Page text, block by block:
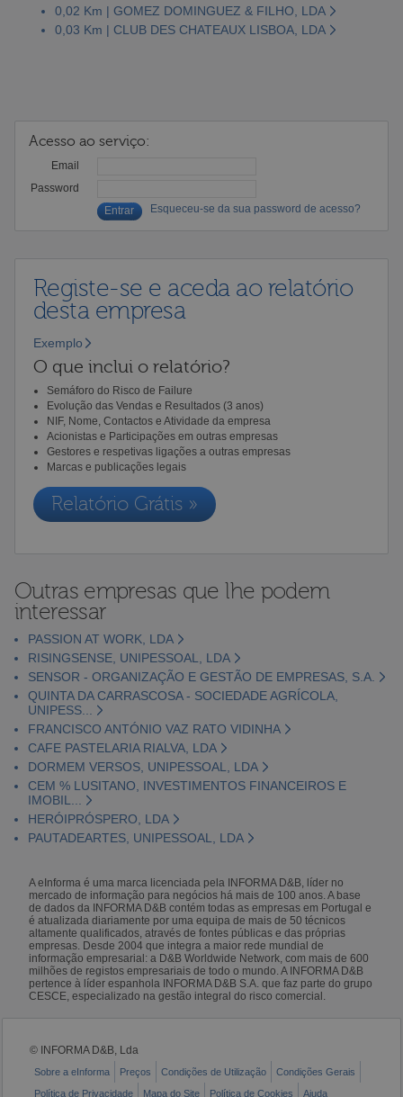
0,02 Km | GOMEZ DOMINGUEZ & FILHO, LDA
0,03 Km | CLUB DES CHATEAUX LISBOA, LDA
Acesso ao serviço:
Email
Password
Esqueceu-se da sua password de acesso?
Registe-se e aceda ao relatório
desta empresa
Exemplo
O que inclui o relatório?
Semáforo do Risco de Failure
Evolução das Vendas e Resultados (3 anos)
NIF, Nome, Contactos e Atividade da empresa
Acionistas e Participações em outras empresas
Gestores e respetivas ligações a outras empresas
Marcas e publicações legais
Relatório Grátis »
Outras empresas que lhe podem
interessar
PASSION AT WORK, LDA
RISINGSENSE, UNIPESSOAL, LDA
SENSOR - ORGANIZAÇÃO E GESTÃO DE EMPRESAS, S.A.
QUINTA DA CARRASCOSA - SOCIEDADE AGRÍCOLA,
UNIPESS...
FRANCISCO ANTÓNIO VAZ RATO VIDINHA
CAFE PASTELARIA RIALVA, LDA
DORMEM VERSOS, UNIPESSOAL, LDA
CEM % LUSITANO, INVESTIMENTOS FINANCEIROS E
IMOBIL...
HERÓIPRÓSPERO, LDA
PAUTADEARTES, UNIPESSOAL, LDA
A eInforma é uma marca licenciada pela INFORMA D&B, líder no
mercado de informação para negócios há mais de 100 anos. A base
de dados da INFORMA D&B contém todas as empresas em Portugal e
é atualizada diariamente por uma equipa de mais de 50 técnicos
altamente qualificados, através de fontes públicas e das próprias
empresas. Desde 2004 que integra a maior rede mundial de
informação empresarial: a D&B Worldwide Network, com mais de 600
milhões de registos empresariais de todo o mundo. A INFORMA D&B
pertence à líder espanhola INFORMA D&B S.A. que faz parte do grupo
CESCE, especializado na gestão integral do risco comercial.
© INFORMA D&B, Lda
Sobre a eInforma Preços Condições de Utilização
Condições Gerais
Política de Privacidade
Mapa do Site Política de Cookies Ajuda